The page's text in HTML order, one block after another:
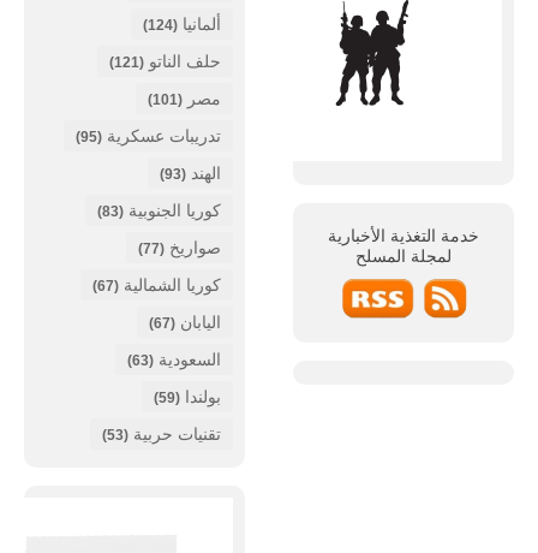
خدمة التغذية الأخبارية
لمجلة المسلح
ألمانيا (124)
حلف الناتو (121)
مصر (101)
تدريبات عسكرية (95)
الهند (93)
كوريا الجنوبية (83)
صواريخ (77)
كوريا الشمالية (67)
اليابان (67)
السعودية (63)
بولندا (59)
تقنيات حربية (53)